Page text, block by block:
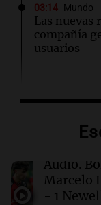
03:14 Mundo
Las nuevas
compañía
usuarios
Congreso
02:03
King's
neurálgico
Audio.
Marcelo
- 1